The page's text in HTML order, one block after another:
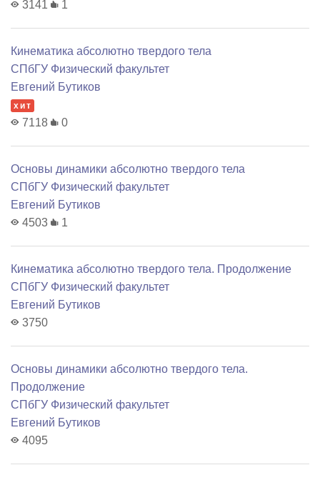
3141 1
Кинематика абсолютно твердого тела
СПбГУ Физический факультет
Евгений Бутиков
хит
7118 0
Основы динамики абсолютно твердого тела
СПбГУ Физический факультет
Евгений Бутиков
4503
1
Кинематика абсолютно твердого тела. Продолжение
СПбГУ Физический факультет
Евгений Бутиков
3750
Основы динамики абсолютно твердого тела.
Продолжение
СПбГУ Физический факультет
Евгений Бутиков
4095